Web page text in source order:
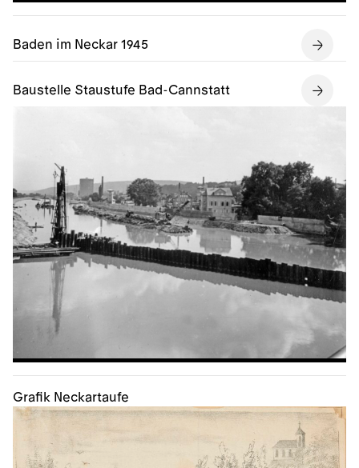
Baden im Neckar 1945
Baustelle Staustufe Bad-Cannstatt
Grafik Neckartaufe